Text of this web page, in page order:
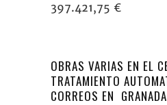
397.421,75 €
OBRAS VARIAS EN EL
TRATAMIENTO
CORREOS EN GRANADA